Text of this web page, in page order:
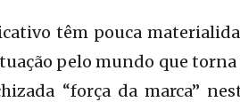
têm pouca
pelo mundo que
“força da marca”